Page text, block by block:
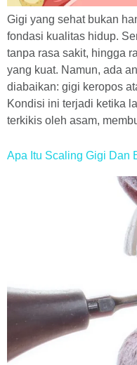
Gigi yang sehat bukan
fondasi kualitas hidup.
tanpa rasa sakit, hingga
yang kuat. Namun, ada
diabaikan: gigi keropos
Kondisi ini terjadi ketika
terkikis oleh asam,
Apa Itu Scaling Gigi Dan